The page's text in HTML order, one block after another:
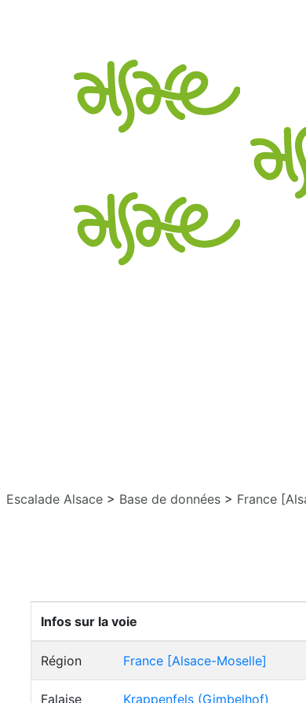
Escalade Alsace > Base de données > France
Infos sur la voie
Région France [Alsace-Moselle]
Falaise Krappenfels (Gimbelhof)